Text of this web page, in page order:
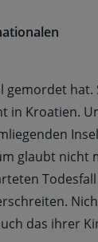
gemordet hat.
in Kroatien.
glaubt nicht
das ihrer